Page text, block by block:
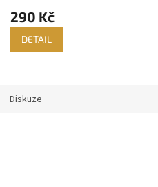
290 Kč
DETAIL
Diskuze